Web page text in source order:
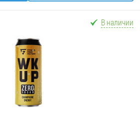
В наличии